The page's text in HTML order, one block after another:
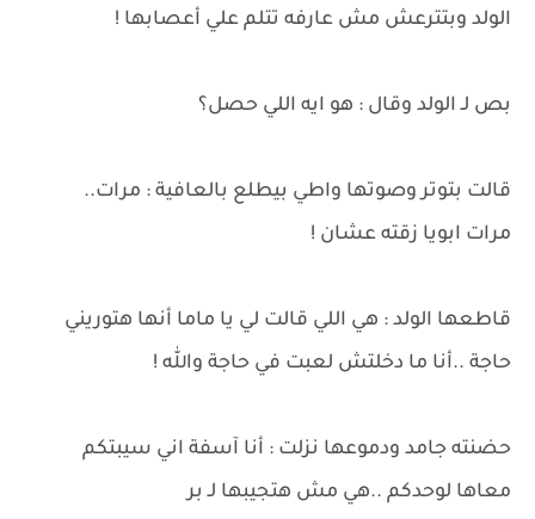
الولد وبتترعش مش عارفه تتلم علي أعصابها !
بص لـ الولد وقال : هو ايه اللي حصل؟
قالت بتوتر وصوتها واطي بيطلع بالعافية : مرات..
مرات ابويا زقته عشان !
قاطعها الولد : هي اللي قالت لي يا ماما أنها هتوريني
حاجة ..أنا ما دخلتش لعبت في حاجة والله !
حضنته جامد ودموعها نزلت : أنا آسفة اني سيبتكم
معاها لوحدكم ..هي مش هتجيبها لـ بر